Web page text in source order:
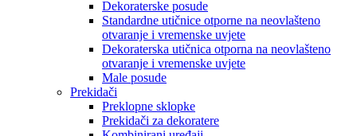
Dekoraterske posude
Standardne utičnice otporne na neovlašteno
otvaranje i vremenske uvjete
Dekoraterska utičnica otporna na neovlašteno
otvaranje i vremenske uvjete
Male posude
Prekidači
Preklopne sklopke
Prekidači za dekoratere